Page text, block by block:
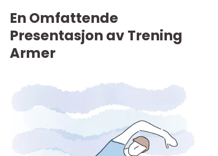
En Omfattende
Presentasjon av Trening
Armer